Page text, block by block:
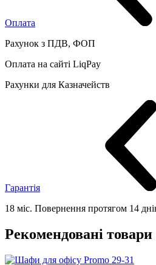
Оплата
Рахунок з ПДВ, ФОП
Оплата на сайті LiqPay
Рахунки для Казначейств
Гарантія
18 міс. Повернення протягом 14
Рекомендовані товари